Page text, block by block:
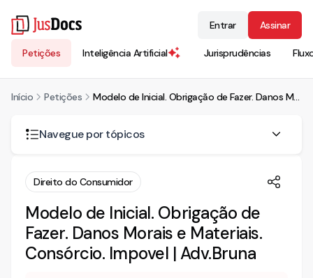
Petições Inteligência Artificial Jurisprudências
Entrar Assinar
Início Petições Modelo de Inicial. Obrigação de Fazer. Danos Morais e Materiais. Consórcio. Impovel | Adv.Bruna
Navegue por tópicos
AÇÃO DE OBRIGAÇÃO DE FAZER COMPEDIDO DE
INDENIZAÇÃO POR DANOS MORAIS E MATERIAIS
DA ASSISTÊNCIA JUDICIÁRIA GRATUITA
I – DOS FATOS
Direito do Consumidor
Modelo de Inicial. Obrigação de
Fazer. Danos Morais e Materiais.
Consórcio. Impovel | Adv.Bruna